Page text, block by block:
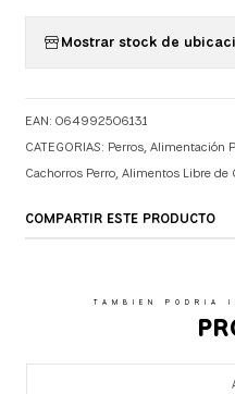
Mostrar stock de
EAN: 064992506131
CATEGORIAS: Perros,Alimentación
Cachorros Perro,Alimentos Libre de
COMPARTIR ESTE PRODUCTO
TAMBIEN PODRIA